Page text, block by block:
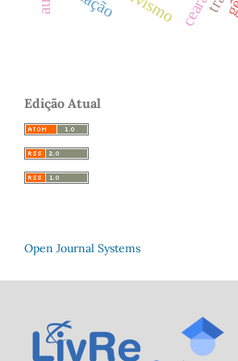
ceará
Edição Atual
Open Journal Systems